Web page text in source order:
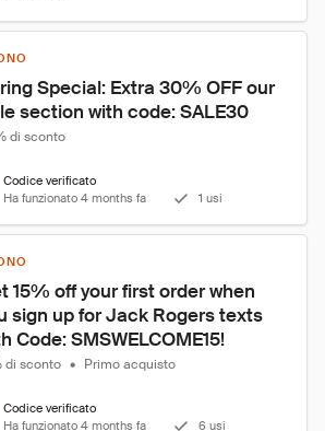
Special: Extra 30% OFF our
section with code: SALE30
di sconto
Codice verificato
Ha funzionato 4 months fa
1 usi
15% off your first order when
sign up for Jack Rogers texts
Code: SMSWELCOME15!
di sconto • Primo acquisto
Codice verificato
Ha funzionato 4 months fa
6 usi